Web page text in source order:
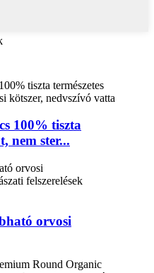
100% tiszta
nem ster...
orvosi